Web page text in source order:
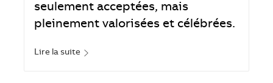
seulement acceptées, mais
pleinement valorisées et célébrées.
Lire la suite